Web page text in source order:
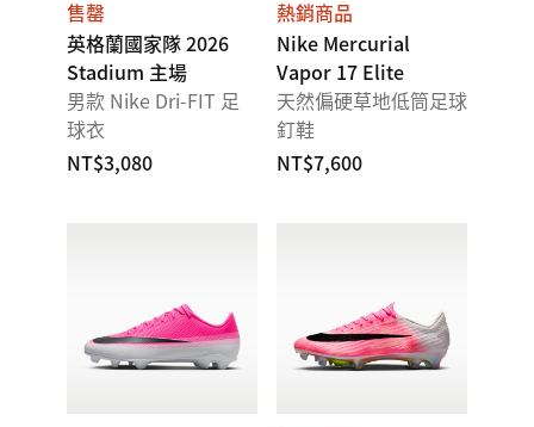
售罄
英格蘭國家隊 2026
Stadium 主場
男款 Nike Dri-FIT 足
球衣
NT$3,080
熱銷商品
Nike Mercurial
Vapor 17 Elite
天然偏硬草地低筒足球
釘鞋
NT$7,600